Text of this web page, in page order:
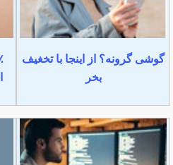
گوشی گرونه؟ از اینجا با تخغیف
بخر